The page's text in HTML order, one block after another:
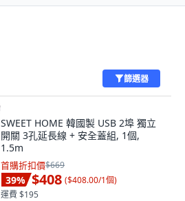
篩選器
SWEET HOME 韓國製 USB 2埠 獨立
開關 3孔延長線 + 安全蓋組, 1個,
1.5m
首購折扣價$669
39% $408 ($408.00/1個)
運費 $195